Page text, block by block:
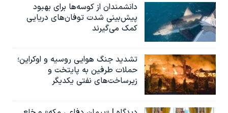
دانشمندان از کوسه‌ها برای بهبود
پیش‌بینی شدت توفان‌های دریایی
کمک می‌گیرند
تشدید جنگ هوایی روسیه و اوکراین؛
حملات طرفین به پایتخت‌ و
زیرساخت‌های نفتی یکدیگر